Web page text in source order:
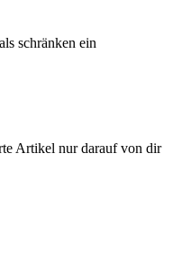
schränken ein
Artikel nur darauf von dir